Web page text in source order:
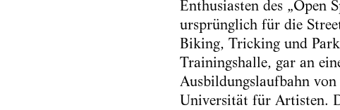
Enthusiasten des „Open
ursprünglich für die
Biking, Tricking und
Trainingshalle, gar an
Ausbildungslaufbahn von
Universität für Artisten.